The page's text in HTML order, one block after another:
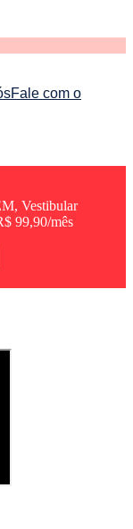
Fale com o
Vestibular
99,90/mês